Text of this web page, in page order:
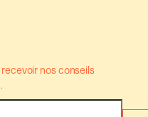
nos conseils